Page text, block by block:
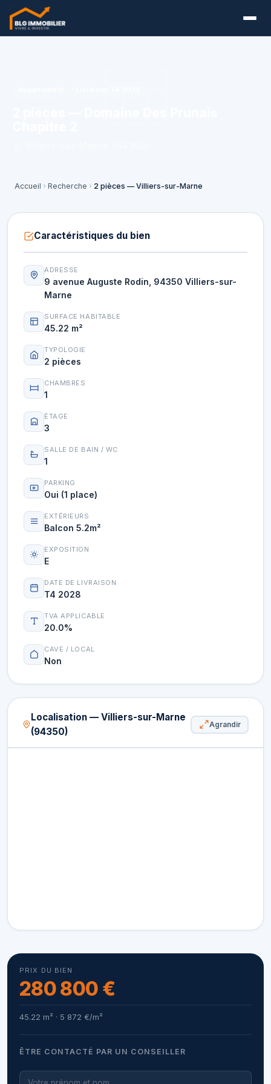
Accueil Recherche 2 pièces — Villiers-sur-Marne
Caractéristiques du bien
ADRESSE
9 avenue Auguste Rodin, 94350 Villiers-sur-
Marne
SURFACE HABITABLE
45.22 m²
TYPOLOGIE
2 pièces
CHAMBRES
1
ÉTAGE
3
SALLE DE BAIN / WC
1
PARKING
Oui (1 place)
EXTÉRIEURS
Balcon 5.2m²
EXPOSITION
E
DATE DE LIVRAISON
T4 2028
TVA APPLICABLE
20.0%
CAVE / LOCAL
Non
Localisation — Villiers-sur-Marne
(94350)
Agrandir
PRIX DU BIEN
280 800 €
45.22 m² · 5 872 €/m²
ÊTRE CONTACTÉ PAR UN CONSEILLER